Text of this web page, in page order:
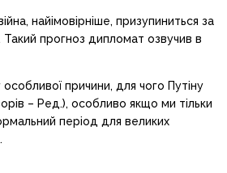
найімовірніше, призупиниться за
прогноз дипломат озвучив в
причини, для чого Путіну
– Ред.), особливо якщо ми тільки
період для великих